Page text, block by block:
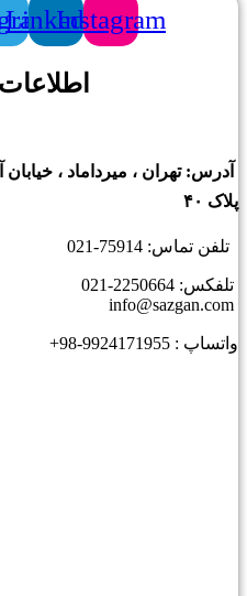
Instagram
Linkedin
اطلاعات
تهران ، میرداماد ، خیابان
۴۰
تماس: 75914-021
2250664-021
: 9924171955-98+